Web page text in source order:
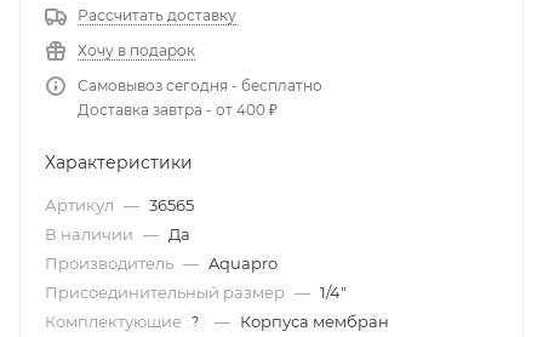
Рассчитать доставку
Хочу в подарок
Самовывоз сегодня - бесплатно
Доставка завтра - от 400 ₽
Характеристики
Артикул — 36565
В наличии — Да
Производитель — Aquapro
Присоединительный размер — 1/4"
Комплектующие ? — Корпуса мембран